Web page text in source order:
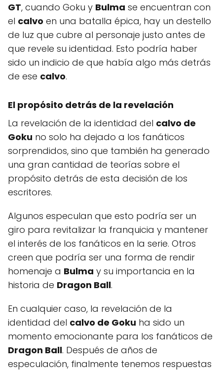
GT, cuando Goku y Bulma se encuentran con
el calvo en una batalla épica, hay un destello
de luz que cubre al personaje justo antes de
que revele su identidad. Esto podría haber
sido un indicio de que había algo más detrás
de ese calvo.
El propósito detrás de la revelación
La revelación de la identidad del calvo de
Goku no solo ha dejado a los fanáticos
sorprendidos, sino que también ha generado
una gran cantidad de teorías sobre el
propósito detrás de esta decisión de los
escritores.
Algunos especulan que esto podría ser un
giro para revitalizar la franquicia y mantener
el interés de los fanáticos en la serie. Otros
creen que podría ser una forma de rendir
homenaje a Bulma y su importancia en la
historia de Dragon Ball.
En cualquier caso, la revelación de la
identidad del calvo de Goku ha sido un
momento emocionante para los fanáticos de
Dragon Ball. Después de años de
especulación, finalmente tenemos respuestas